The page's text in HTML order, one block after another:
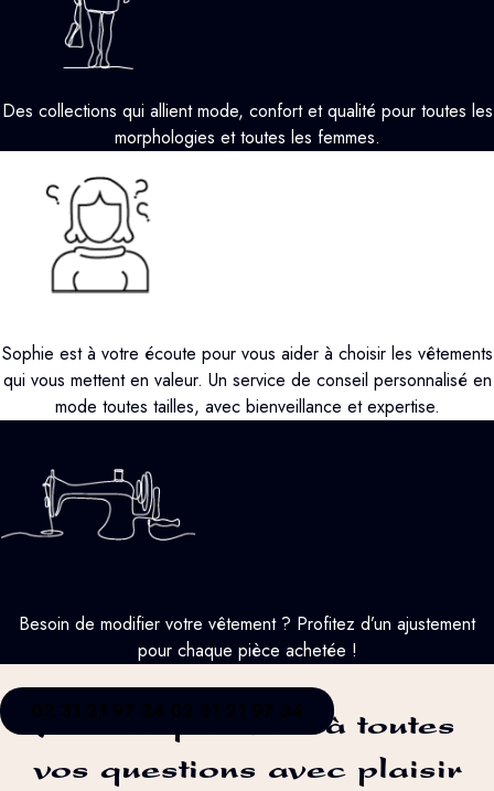
Des collections qui allient mode, confort et qualité pour toutes les
morphologies et toutes les femmes.
Sophie est à votre écoute pour vous aider à choisir les vêtements
qui vous mettent en valeur. Un service de conseil personnalisé en
mode toutes tailles, avec bienveillance et expertise.
Besoin de modifier votre vêtement ? Profitez d’un ajustement
pour chaque pièce achetée !
Nous répondons à toutes
vos questions avec plaisir